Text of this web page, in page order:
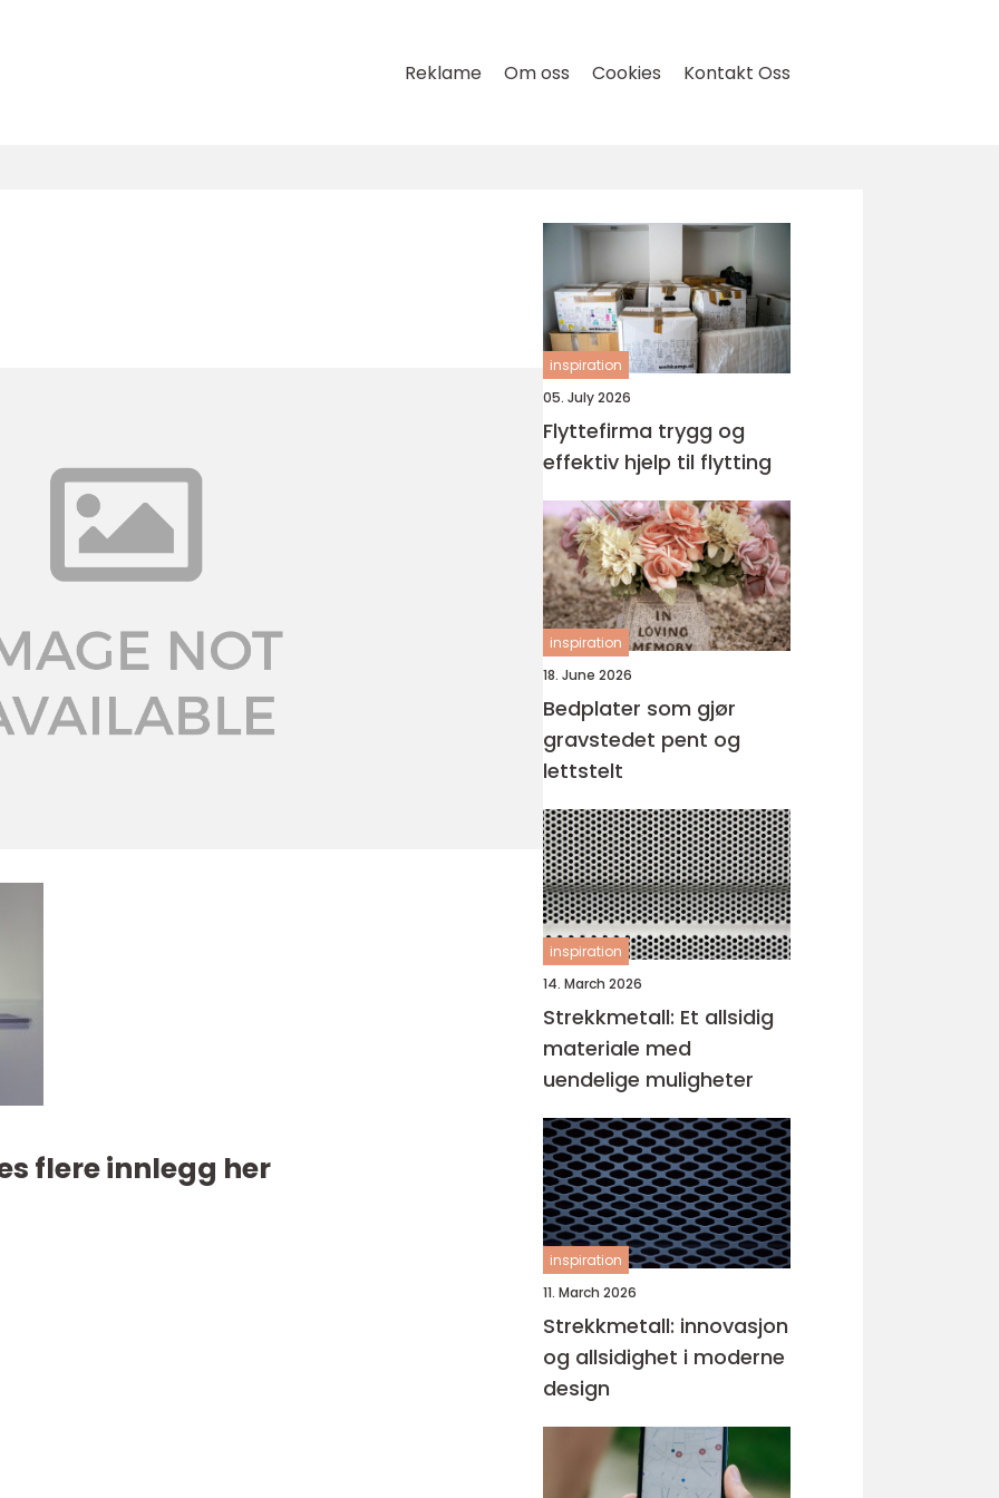
Reklame Om oss Cookies Kontakt Oss
flere innlegg her
inspiration
05. July 2026
Flyttefirma trygg og
effektiv hjelp til flytting
inspiration
18. June 2026
Bedplater som gjør
gravstedet pent og
lettstelt
inspiration
14. March 2026
Strekkmetall: Et allsidig
materiale med
uendelige muligheter
inspiration
11. March 2026
Strekkmetall: innovasjon
og allsidighet i moderne
design